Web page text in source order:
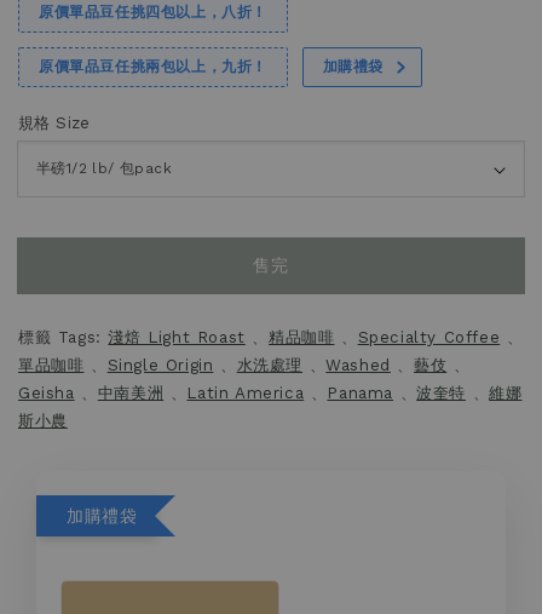
原價單品豆任挑四包以上，八折！
原價單品豆任挑兩包以上，九折！ 加購禮袋
規格 Size
售完
標籤 Tags:淺焙 Light Roast 、精品咖啡 、 Specialty Coffee 、
單品咖啡 、 Single Origin 、 水洗處理 、Washed 、藝伎 、
Geisha 、 中南美洲 、 Latin America 、 Panama 、波奎特 、維娜
斯小農
加購禮袋